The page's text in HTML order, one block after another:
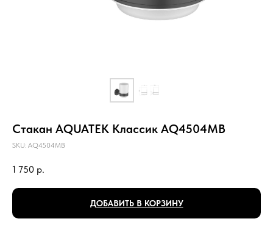
Стакан AQUATEK Классик AQ4504MB
SKU: AQ4504MB
1 750 р.
ДОБАВИТЬ В КОРЗИНУ